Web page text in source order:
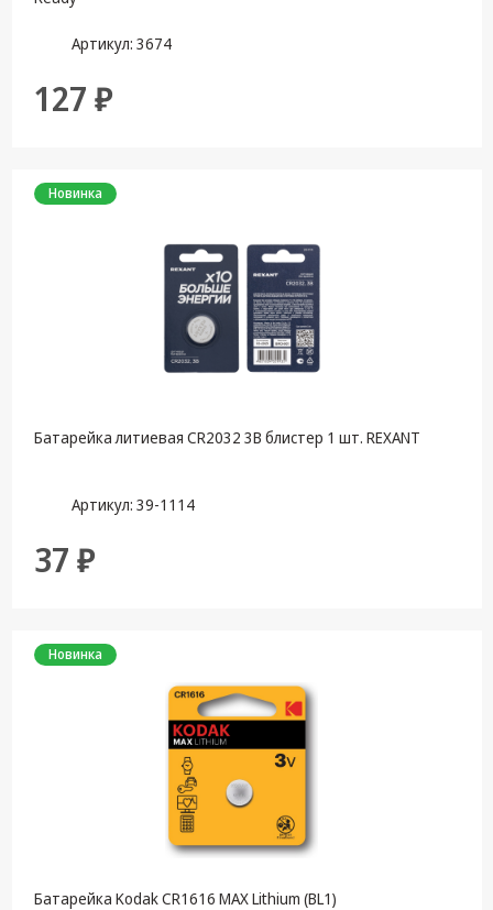
Артикул: 3674
127 ₽
Новинка
Батарейка литиевая CR2032 3В блистер 1 шт. REXANT
Артикул: 39-1114
37 ₽
Новинка
Батарейка Kodak CR1616 MAX Lithium (BL1)